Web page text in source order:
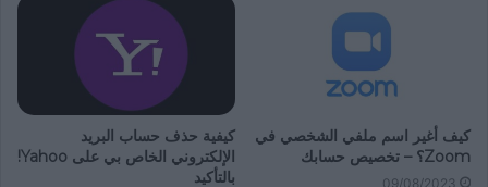
كيف أغير اسم ملفي الشخصي في
Zoom؟ – تخصيص حسابك
09/08/2023
كيفية حذف حساب البريد
الإلكتروني الخاص بي على Yahoo!
بالتأكيد